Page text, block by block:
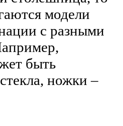
модели
с разными
быть
ножки –